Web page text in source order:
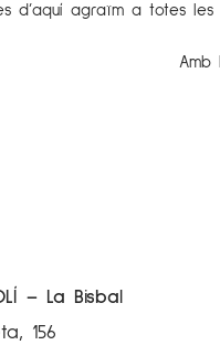
d’aquí agraïm a totes les
Amb
– La Bisbal
156